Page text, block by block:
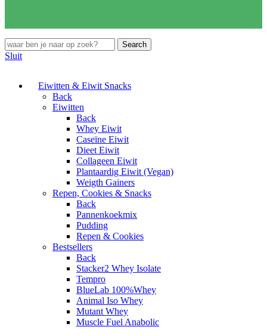
Search
Sluit
Eiwitten & Eiwit Snacks
Back
Eiwitten
Back
Whey Eiwit
Caseïne Eiwit
Dieet Eiwit
Collageen Eiwit
Plantaardig Eiwit (Vegan)
Weigth Gainers
Repen, Cookies & Snacks
Back
Pannenkoekmix
Pudding
Repen & Cookies
Bestsellers
Back
Stacker2 Whey Isolate
Tempro
BlueLab 100%Whey
Animal Iso Whey
Mutant Whey
Muscle Fuel Anabolic